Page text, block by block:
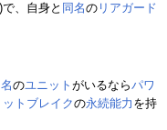
で、自身と 同名の リアガード
のユニット がいるならパワ
ットブレイクの永続能力 を持